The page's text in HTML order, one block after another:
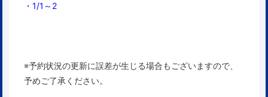
・1/1～2
※予約状況の更新に誤差が生じる場合もございますので、
予めご了承ください。